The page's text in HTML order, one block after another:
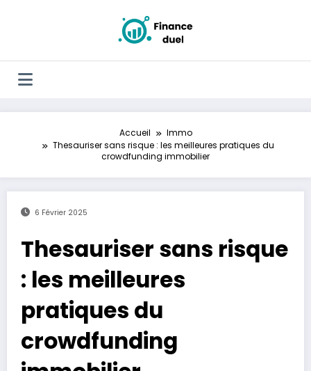
Accueil
Immo
Thesauriser sans risque : les meilleures pratiques du
crowdfunding immobilier
6 Février 2025
Thesauriser sans risque
: les meilleures
pratiques du
crowdfunding